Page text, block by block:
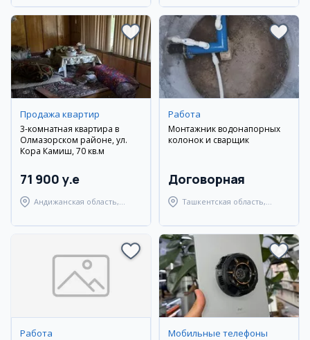
Продажа квартир
3-комнатная квартира в
Олмазорском районе, ул.
Кора Камиш, 70 кв.м
71 900 y.e
Андижанская область,
Работа
Монтажник водонапорных
колонок и сварщик
Договорная
Ташкентская область,
Работа Мобильные телефоны